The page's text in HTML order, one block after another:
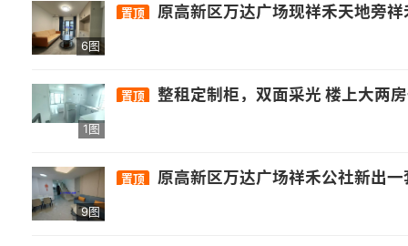
6图
置顶 原高新区万达广场现祥禾天地旁祥禾公社新出一套精装特价一房一厅单身公寓，厨卧分离，厅卧分离，装修非常好，主要价格便宜，底价1000出包物业和宽带，看房加我微信13950224772
1图
置顶 整租定制柜，双面采光 楼上大两
9图
置顶 原高新区万达广场祥禾公社新出一套装修非常好的独门独户整套复式两房，房东放价特价 2100 出，包物和宽带，家具电器配的都很好，带后阳台晾衣服非常方便，看房加我13950224772，附近的信通中心、厚庭地铁，万福，星网锐捷，山亚，邦邦财富中心，宏盛，永福，华建